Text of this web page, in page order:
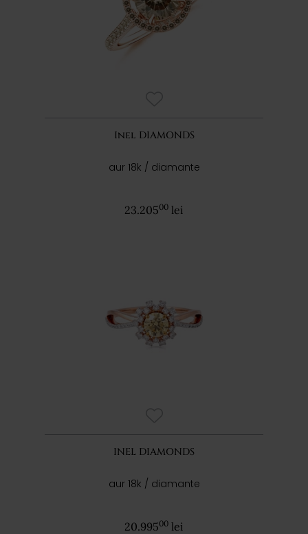
Inel DIAMONDS
aur 18k / diamante
23.20500 lei
INEL DIAMONDS
aur 18k / diamante
20.99500 lei